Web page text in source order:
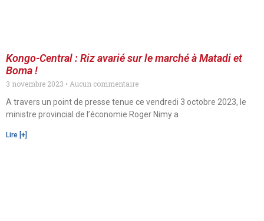
Kongo-Central : Riz avarié sur le marché à Matadi et
Boma !
3 novembre 2023
Aucun commentaire
A travers un point de presse tenue ce vendredi 3 octobre 2023, le
ministre provincial de l’économie Roger Nimy a
Lire [+]